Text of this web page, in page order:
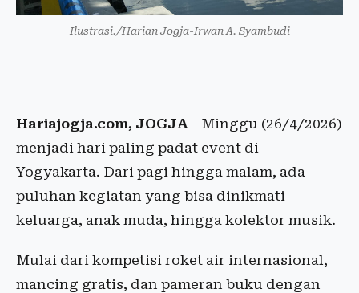
Ilustrasi./Harian Jogja-Irwan A. Syambudi
Hariajogja.com, JOGJA—Minggu (26/4/2026)
menjadi hari paling padat event di
Yogyakarta. Dari pagi hingga malam, ada
puluhan kegiatan yang bisa dinikmati
keluarga, anak muda, hingga kolektor musik.
Mulai dari kompetisi roket air internasional,
mancing gratis, dan pameran buku dengan